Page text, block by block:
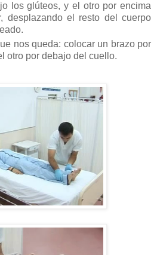
los glúteos, y el otro por encima
desplazando el resto del cuerpo
nos queda: colocar un brazo por
otro por debajo del cuello.